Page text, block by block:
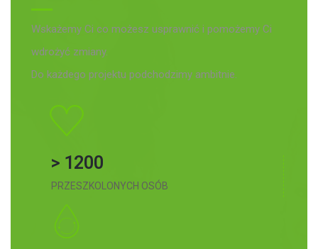
Wskażemy Ci co możesz usprawnić i pomożemy Ci
wdrożyć zmiany.
Do każdego projektu podchodzimy ambitnie.
> 1200
PRZESZKOLONYCH OSÓB